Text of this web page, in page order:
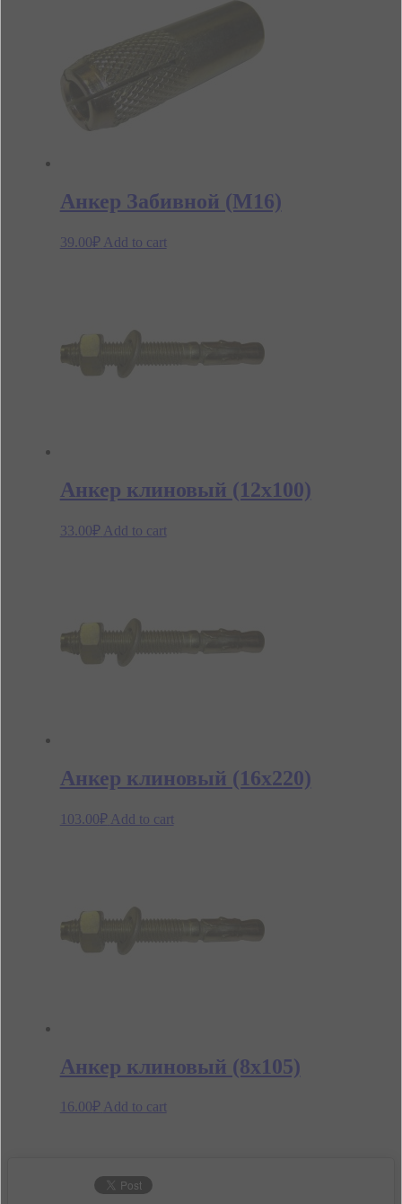
Анкер Забивной (М16)
39.00₽ Add to cart
Анкер клиновый (12х100)
33.00₽ Add to cart
Анкер клиновый (16х220)
103.00₽ Add to cart
Анкер клиновый (8х105)
16.00₽ Add to cart